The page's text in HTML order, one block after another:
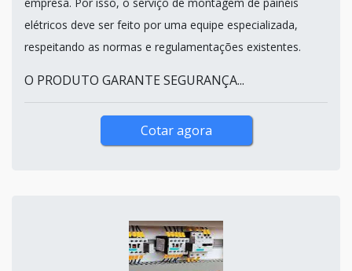
elétricos deve ser feito por uma equipe especializada,
respeitando as normas e regulamentações existentes.
O PRODUTO GARANTE SEGURANÇA...
Cotar agora